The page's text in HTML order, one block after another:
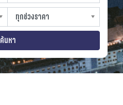
slocation
ทุกช่วงราคา
sprice
ค้นหา